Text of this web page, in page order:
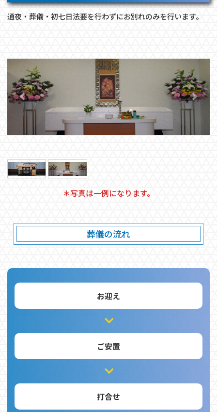
通夜・葬儀・初七日法要を行わずにお別れのみを行います。
前へ 次へ
＊写真は一例になります。
葬儀の流れ
お迎え
ご安置
打合せ